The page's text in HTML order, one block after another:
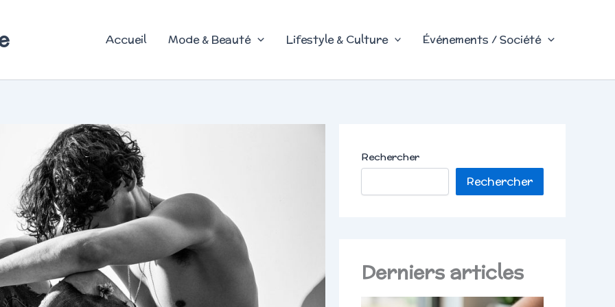
Accueil Mode & Beauté Lifestyle & Culture Événements / Société
Rechercher
Rechercher
Derniers articles